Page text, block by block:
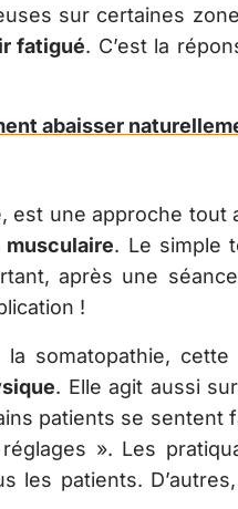
sur certaines
fatigué. C’est la
abaisser
est une approche tout
. Le simple
après une
!
somatopathie, cette
. Elle agit aussi
patients se sentent
». Les
les patients.